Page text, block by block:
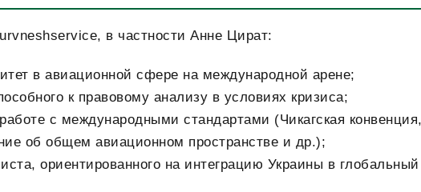
в частности Анне Цират:
в авиационной сфере на международной арене;
к правовому анализу в условиях кризиса;
с международными стандартами (Чикагская
об общем авиационном пространстве и др.);
ориентированного на интеграцию Украины в глобальный